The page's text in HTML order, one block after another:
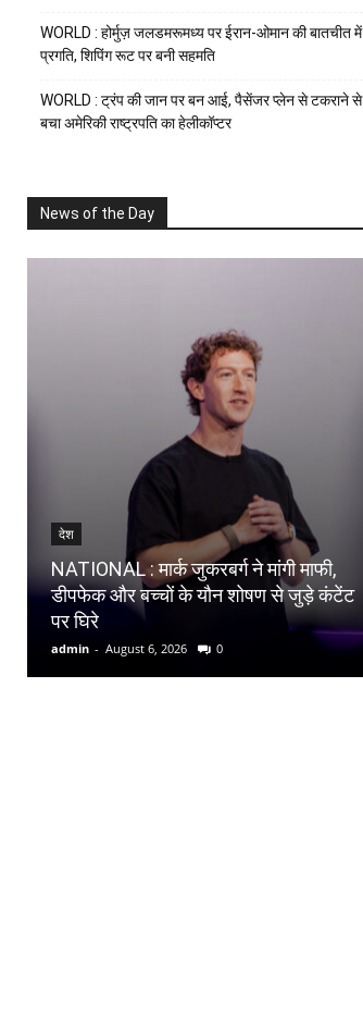
WORLD : होर्मुज़ जलडमरूमध्य पर ईरान-ओमान की बातचीत में
प्रगति, शिपिंग रूट पर बनी सहमति
WORLD : ट्रंप की जान पर बन आई, पैसेंजर प्लेन से टकराने से
बचा अमेरिकी राष्ट्रपति का हेलीकॉप्टर
News of the Day
देश
NATIONAL : मार्क जुकरबर्ग ने मांगी माफी,
डीपफेक और बच्चों के यौन शोषण से जुड़े कंटेंट
पर घिरे
admin - August 6, 2026 0